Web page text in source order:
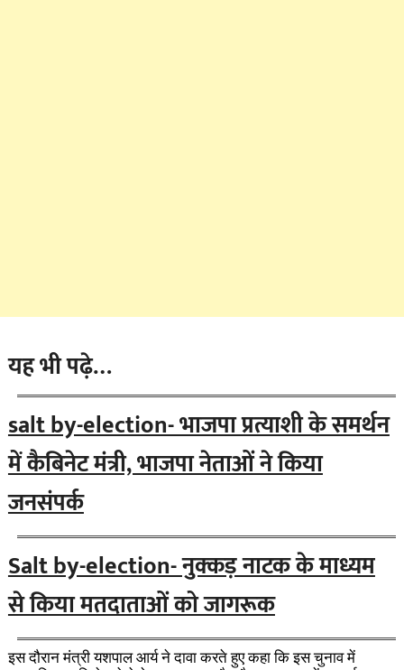
यह भी पढ़े…
salt by-election- भाजपा प्रत्याशी के समर्थन
में कैबिनेट मंत्री, भाजपा नेताओं ने किया
जनसंपर्क
Salt by-election- नुक्कड़ नाटक के माध्यम
से किया मतदाताओं को जागरूक
इस दौरान मंत्री यशपाल आर्य ने दावा करते हुए कहा कि इस चुनाव में